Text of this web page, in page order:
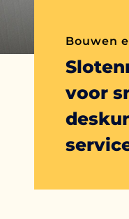
Bouwen
voor